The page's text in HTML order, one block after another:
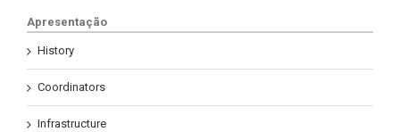
Apresentação
History
Coordinators
Infrastructure